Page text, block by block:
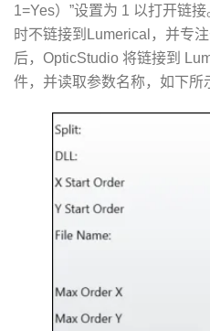
1=Yes）”设置为 1 以打开链
时不链接到Lumerical，并专
后，OpticStudio 将链接到
件，并读取参数名称，如下所